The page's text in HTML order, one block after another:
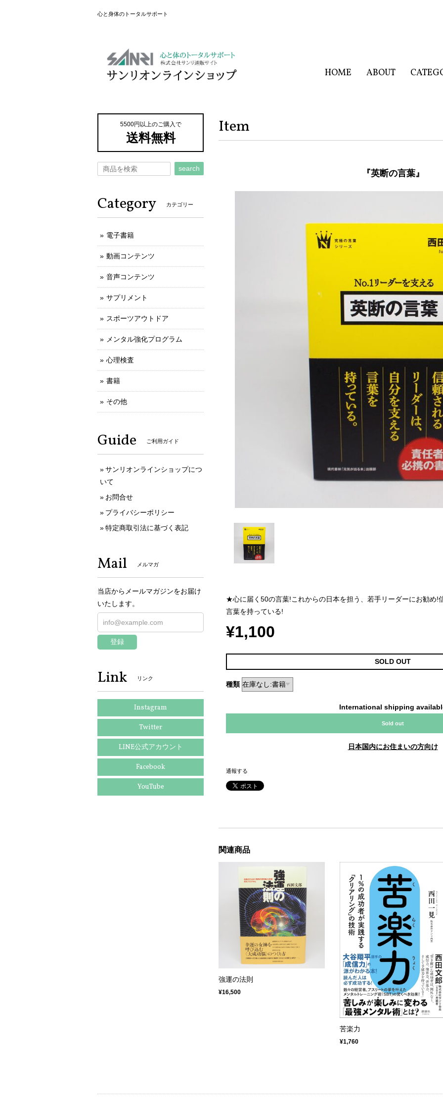
心と身体のトータルサポート
HOME ABOUT
Item
『英断の言葉』
★心に届く50の言葉!これからの日本を担う、若手リーダーにお勧め!
言葉を持っている!
¥1,100
SOLD OUT
種類
International shipping
Sold out
日本国内にお住まいの方向け
通報する
関連商品
強運の法則
¥16,500
苦楽力
¥1,760
5500円以上のご購入で
送料無料
search
Category カテゴリー
電子書籍
動画コンテンツ
音声コンテンツ
サプリメント
スポーツアウトドア
メンタル強化プログラム
心理検査
書籍
その他
Guide ご利用ガイド
サンリオンラインショップにつ
いて
お問合せ
プライバシーポリシー
特定商取引法に基づく表記
Mail メルマガ
当店からメールマガジンをお届け
いたします。
登録
Link リンク
Instagram
Twitter
LINE公式アカウント
Facebook
YouTube